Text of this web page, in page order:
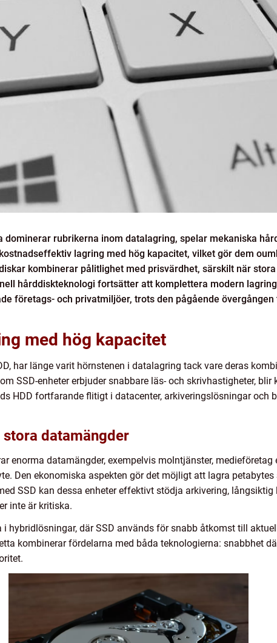
dominerar rubrikerna inom datalagring, spelar mekaniska
lagring med hög kapacitet, vilket gör dem
kombinerar pålitlighet med prisvärdhet, särskilt när
hårddiskteknologi fortsätter att komplettera modern
företags- och privatmiljöer, trots den pågående
med hög kapacitet
har länge varit hörnstenen i datalagring tack vare deras
SSD-enheter erbjuder snabbare läs- och skrivhastigheter,
HDD fortfarande flitigt i datacenter, arkiveringslösningar och
datamängder
enorma datamängder, exempelvis molntjänster,
Den ekonomiska aspekten gör det möjligt att lagra
SSD kan dessa enheter effektivt stödja arkivering,
inte är kritiska.
hybridlösningar, där SSD används för snabb åtkomst till
kombinerar fördelarna med båda teknologierna: snabbhet